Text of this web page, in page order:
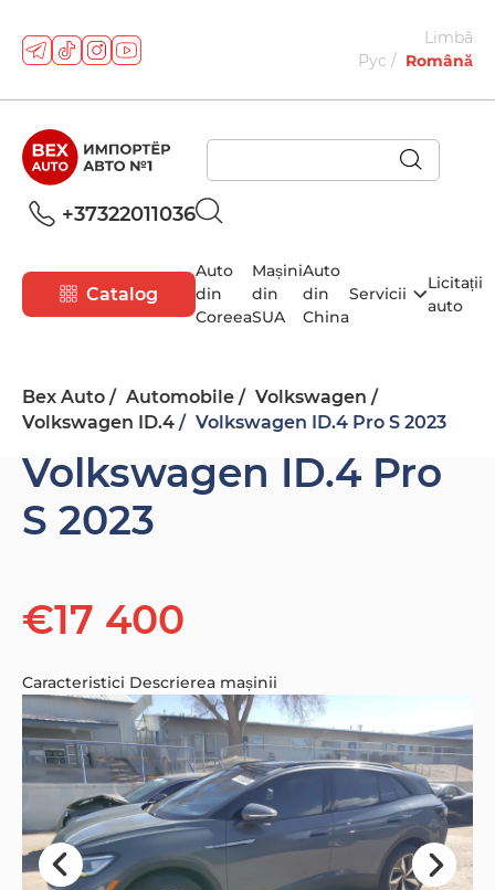
Limbă
Рус
Română
+37322011036
Catalog
Auto
din
Coreea
Mașini
din
SUA
Auto
din
China
Servicii
Licitații
auto
Bex Auto Automobile
Volkswagen
Volkswagen ID.4
Volkswagen ID.4 Pro S 2023
Volkswagen ID.4 Pro
S 2023
€17 400
Caracteristici Descrierea mașinii